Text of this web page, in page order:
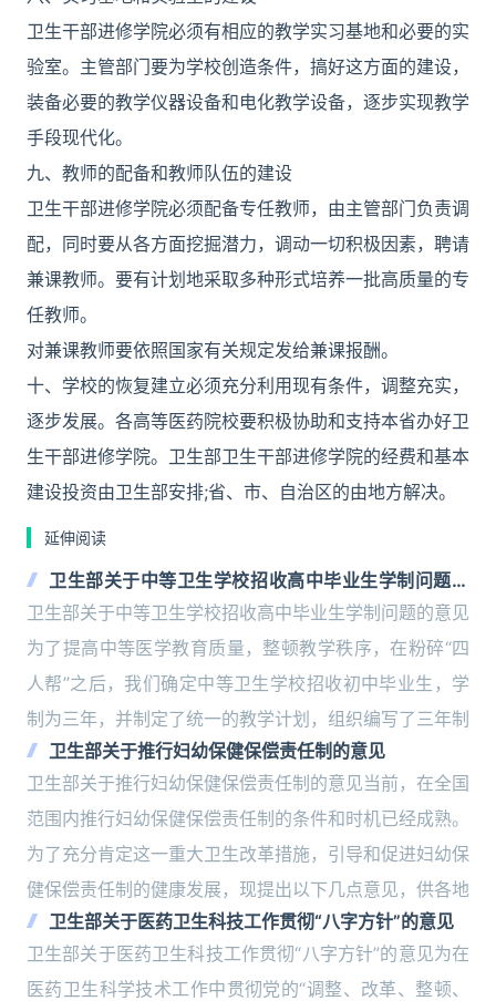
卫生干部进修学院必须有相应的教学实习基地和必要的实
验室。主管部门要为学校创造条件，搞好这方面的建设，
装备必要的教学仪器设备和电化教学设备，逐步实现教学
手段现代化。
九、教师的配备和教师队伍的建设
卫生干部进修学院必须配备专任教师，由主管部门负责调
配，同时要从各方面挖掘潜力，调动一切积极因素，聘请
兼课教师。要有计划地采取多种形式培养一批高质量的专
任教师。
对兼课教师要依照国家有关规定发给兼课报酬。
十、学校的恢复建立必须充分利用现有条件，调整充实，
逐步发展。各高等医药院校要积极协助和支持本省办好卫
生干部进修学院。卫生部卫生干部进修学院的经费和基本
建设投资由卫生部安排;省、市、自治区的由地方解决。
延伸阅读
卫生部关于中等卫生学校招收高中毕业生学制问题的
意见
卫生部关于中等卫生学校招收高中毕业生学制问题的意见
为了提高中等医学教育质量，整顿教学秩序，在粉碎“四
人帮”之后，我们确定中等卫生学校招收初中毕业生，学
制为三年，并制定了统一的教学计划，组织编写了三年制
卫生部关于推行妇幼保健保偿责任制的意见
卫生部关于推行妇幼保健保偿责任制的意见当前，在全国
范围内推行妇幼保健保偿责任制的条件和时机已经成熟。
为了充分肯定这一重大卫生改革措施，引导和促进妇幼保
健保偿责任制的健康发展，现提出以下几点意见，供各地
卫生部关于医药卫生科技工作贯彻“八字方针”的意见
卫生部关于医药卫生科技工作贯彻“八字方针”的意见为在
医药卫生科学技术工作中贯彻党的“调整、改革、整顿、